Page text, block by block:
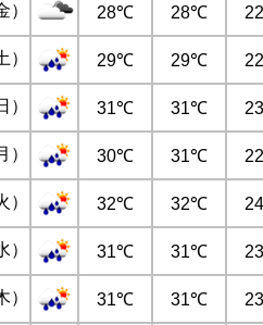
） 28℃ 28℃
） 29℃ 29℃
） 31℃ 31℃
） 30℃ 31℃
） 32℃ 32℃
） 31℃ 31℃
） 31℃ 31℃